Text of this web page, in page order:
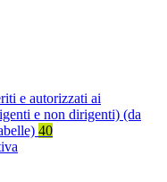
e autorizzati ai
e non dirigenti) (da
40